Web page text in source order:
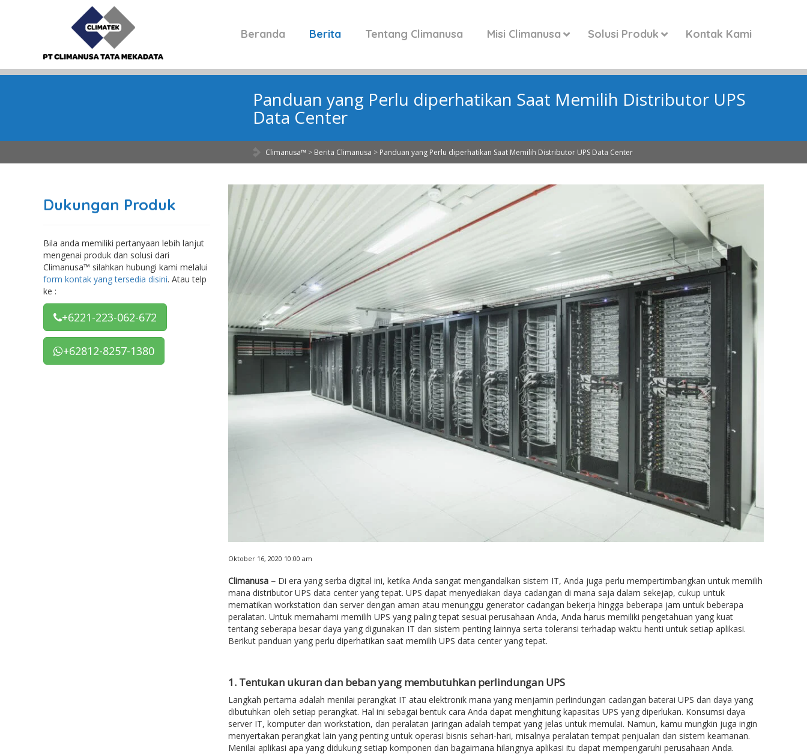
Beranda Berita Tentang Climanusa Misi Climanusa Solusi Produk Kontak Kami
Panduan yang Perlu diperhatikan Saat Memilih Distributor UPS
Data Center
Climanusa™ > Berita Climanusa > Panduan yang Perlu diperhatikan Saat Memilih Distributor UPS Data Center
Oktober 16, 2020 10:00 am
Climanusa –Di era yang serba digital ini, ketika Anda sangat mengandalkan sistem IT, Anda juga perlu mempertimbangkan untuk memilih
mana distributor UPS data center yang tepat. UPS dapat menyediakan daya cadangan di mana saja dalam sekejap, cukup untuk
mematikan workstation dan server dengan aman atau menunggu generator cadangan bekerja hingga beberapa jam untuk beberapa
peralatan. Untuk memahami memilih UPS yang paling tepat sesuai perusahaan Anda, Anda harus memiliki pengetahuan yang kuat
tentang seberapa besar daya yang digunakan IT dan sistem penting lainnya serta toleransi terhadap waktu henti untuk setiap aplikasi.
Berikut panduan yang perlu diperhatikan saat memilih UPS data center yang tepat.
1. Tentukan ukuran dan beban yang membutuhkan perlindungan UPS
Langkah pertama adalah menilai perangkat IT atau elektronik mana yang menjamin perlindungan cadangan baterai UPS dan daya yang
dibutuhkan oleh setiap perangkat. Hal ini sebagai bentuk cara Anda dapat menghitung kapasitas UPS yang diperlukan. Konsumsi daya
server IT, komputer dan workstation, dan peralatan jaringan adalah tempat yang jelas untuk memulai. Namun, kamu mungkin juga ingin
menyertakan perangkat lain yang penting untuk operasi bisnis sehari-hari, misalnya peralatan tempat penjualan dan sistem keamanan.
Menilai aplikasi apa yang didukung setiap komponen dan bagaimana hilangnya aplikasi itu dapat mempengaruhi perusahaan Anda.
Dukungan Produk
Bila anda memiliki pertanyaan lebih lanjut
mengenai produk dan solusi dari
Climanusa™ silahkan hubungi kami melalui
form kontak yang tersedia disini. Atau telp
ke :
+6221-223-062-672
+62812-8257-1380